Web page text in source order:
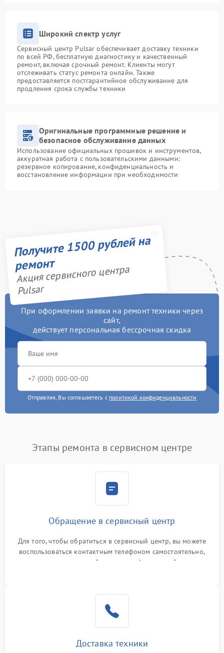
Широкий спектр услуг
Сервисный центр Pulsar обеспечивает доставку техники
по всей РФ, бесплатную диагностику и качественный
ремонт, включая срочный ремонт. Клиенты могут
отслеживать статус ремонта онлайн. Также
предоставляется постгарантийное обслуживание для
продления срока службы техники
Оригинальные программные решение и
безопасное обслуживание данных
Использование официальных прошивок и инструментов,
аккуратная работа с пользовательскими данными:
резервное копирование, конфиденциальность и
восстановление информации при необходимости
Получите 1500 рублей на
ремонт
Акция сервисного центра
Pulsar
При оформлении заявки на ремонт техники через
сайт,
действует персональная бессрочная скидка
Отправляя, Вы соглашаетесь с политикой конфиденциальности
Этапы ремонта в сервисном центре
Обращение в сервисный центр
Для того, чтобы обратиться в сервисный центр, вы можете
воспользоваться контактным телефоном самостоятельно,
или оставить свой номер телефона на сайте
Доставка техники